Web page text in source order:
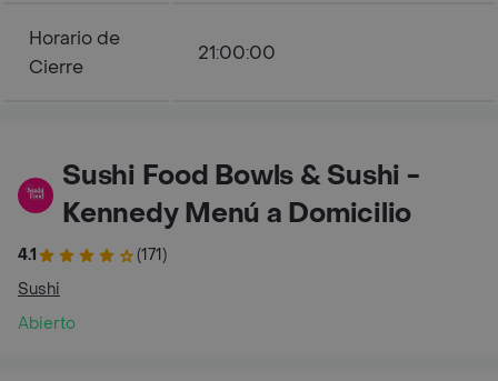
Horario de
Cierre
21:00:00
Sushi Food Bowls & Sushi -
Kennedy Menú a Domicilio
4.1
(171)
Sushi
Abierto